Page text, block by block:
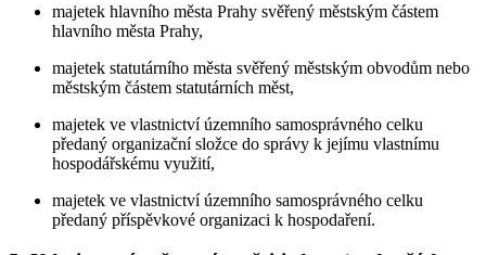
majetek hlavního města Prahy svěřený městským částem
hlavního města Prahy,
majetek statutárního města svěřený městským obvodům nebo
městským částem statutárních měst,
majetek ve vlastnictví územního samosprávného celku
předaný organizační složce do správy k jejímu vlastnímu
hospodářskému využití,
majetek ve vlastnictví územního samosprávného celku
předaný příspěvkové organizaci k hospodaření.